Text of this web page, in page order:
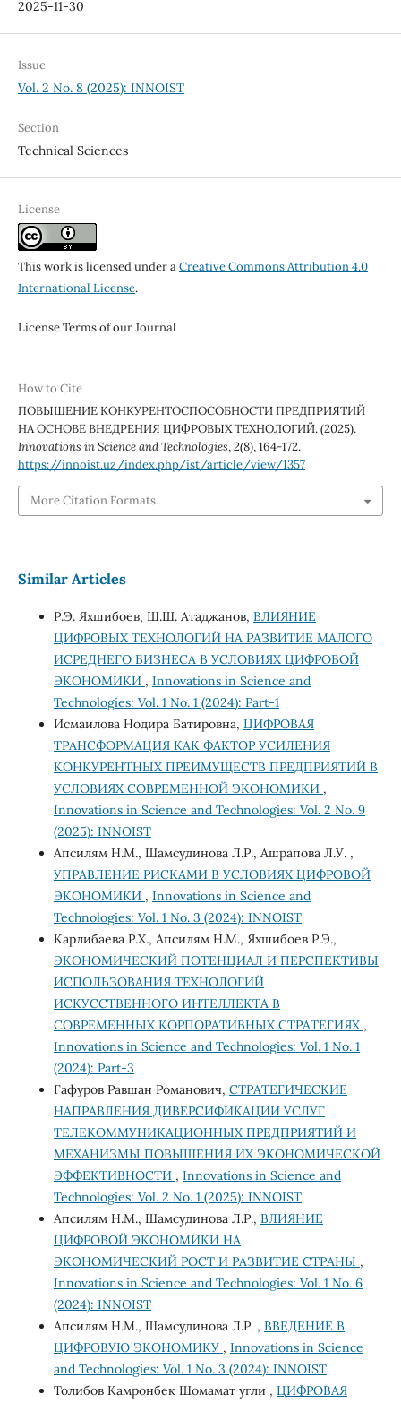
2025-11-30
Issue
Vol. 2 No. 8 (2025): INNOIST
Section
Technical Sciences
License
This work is licensed under aCreative Commons Attribution 4.0
International License.
License Terms of our Journal
How to Cite
ПОВЫШЕНИЕ КОНКУРЕНТОСПОСОБНОСТИ ПРЕДПРИЯТИЙ
НА ОСНОВЕ ВНЕДРЕНИЯ ЦИФРОВЫХ ТЕХНОЛОГИЙ. (2025).
Innovations in Science and Technologies,2(8), 164-172.
https://innoist.uz/index.php/ist/article/view/1357
More Citation Formats
Similar Articles
Р.Э. Яхшибоев, Ш.Ш. Атаджанов, ВЛИЯНИЕ
ЦИФРОВЫХ ТЕХНОЛОГИЙ НА РАЗВИТИЕ МАЛОГО
ИСРЕДНЕГО БИЗНЕСА В УСЛОВИЯХ ЦИФРОВОЙ
ЭКОНОМИКИ , Innovations in Science and
Technologies: Vol. 1 No. 1 (2024): Part-1
Исмаилова Нодира Батировна, ЦИФРОВАЯ
ТРАНСФОРМАЦИЯ КАК ФАКТОР УСИЛЕНИЯ
КОНКУРЕНТНЫХ ПРЕИМУЩЕСТВ ПРЕДПРИЯТИЙ В
УСЛОВИЯХ СОВРЕМЕННОЙ ЭКОНОМИКИ ,
Innovations in Science and Technologies: Vol. 2 No. 9
(2025): INNOIST
Апсилям Н.М., Шамсудинова Л.Р., Ашрапова Л.У. ,
УПРАВЛЕНИЕ РИСКАМИ В УСЛОВИЯХ ЦИФРОВОЙ
ЭКОНОМИКИ , Innovations in Science and
Technologies: Vol. 1 No. 3 (2024): INNOIST
Карлибаева Р.Х., Апсилям Н.М., Яхшибоев Р.Э.,
ЭКОНОМИЧЕСКИЙ ПОТЕНЦИАЛ И ПЕРСПЕКТИВЫ
ИСПОЛЬЗОВАНИЯ ТЕХНОЛОГИЙ
ИСКУССТВЕННОГО ИНТЕЛЛЕКТА В
СОВРЕМЕННЫХ КОРПОРАТИВНЫХ СТРАТЕГИЯХ ,
Innovations in Science and Technologies: Vol. 1 No. 1
(2024): Part-3
Гафуров Равшан Романович, СТРАТЕГИЧЕСКИЕ
НАПРАВЛЕНИЯ ДИВЕРСИФИКАЦИИ УСЛУГ
ТЕЛЕКОММУНИКАЦИОННЫХ ПРЕДПРИЯТИЙ И
МЕХАНИЗМЫ ПОВЫШЕНИЯ ИХ ЭКОНОМИЧЕСКОЙ
ЭФФЕКТИВНОСТИ , Innovations in Science and
Technologies: Vol. 2 No. 1 (2025): INNOIST
Апсилям Н.М., Шамсудинова Л.Р., ВЛИЯНИЕ
ЦИФРОВОЙ ЭКОНОМИКИ НА
ЭКОНОМИЧЕСКИЙ РОСТ И РАЗВИТИЕ СТРАНЫ ,
Innovations in Science and Technologies: Vol. 1 No. 6
(2024): INNOIST
Апсилям Н.М., Шамсудинова Л.Р. , ВВЕДЕНИЕ В
ЦИФРОВУЮ ЭКОНОМИКУ , Innovations in Science
and Technologies: Vol. 1 No. 3 (2024): INNOIST
Толибов Камронбек Шомамат угли , ЦИФРОВАЯ